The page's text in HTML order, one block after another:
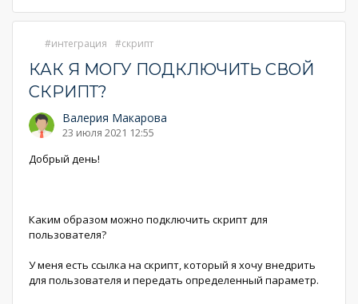
интеграция скрипт
КАК Я МОГУ ПОДКЛЮЧИТЬ СВОЙ
СКРИПТ?
Валерия Макарова
23 июля 2021 12:55
Добрый день!
Каким образом можно подключить скрипт для
пользователя?
У меня есть ссылка на скрипт, который я хочу внедрить
для пользователя и передать определенный параметр.